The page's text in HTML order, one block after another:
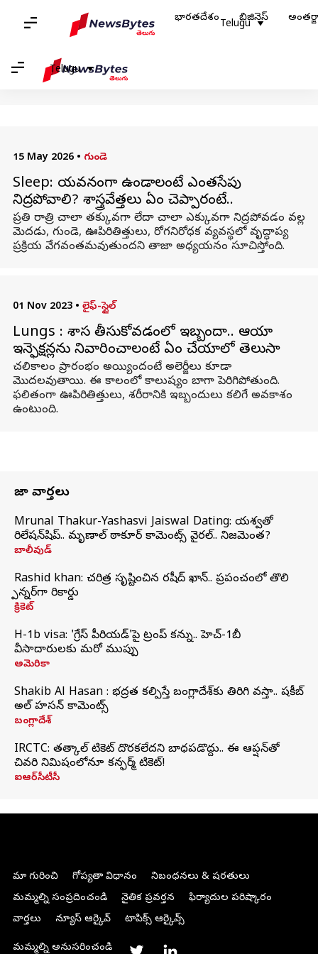
భారతదేశం బిజినెస్
Telugu
Telugu
/ వార్తలు లైఫ్-స్టైల్ వార్తలు / ఊపిరితిత్తులు
ఊపిరితిత్తులు: వార్తలు
15 May 2026 • గుండె
Sleep: యవ్వనంగా ఉండాలంటే ఎంతసేపు
నిద్రపోవాలి? శాస్త్రవేత్తలు ఏం చెప్పారంటే..
ప్రతి రాత్రి చాలా తక్కువగా లేదా చాలా ఎక్కువగా నిద్రపోవడం వల్ల
మెదడు, గుండె, ఊపిరితిత్తులు, రోగనిరోధక వ్యవస్థలో వృద్ధాప్య
ప్రక్రియ వేగవంతమవుతుందని తాజా అధ్యయనం సూచిస్తోంది.
01 Nov 2023 • లైఫ్-స్టైల్
Lungs : శ్వాస తీసుకోవడంలో ఇబ్బందా.. ఆయా
ఇన్ఫెక్షన్లను నివారించాలంటే ఏం చేయాలో తెలుసా
చలికాలం ప్రారంభం అయ్యిందంటే అలెర్జీలు కూడా
మొదలవుతాయి. ఈ కాలంలో కాలుష్యం బాగా పెరిగిపోతుంది.
ఫలితంగా ఊపిరితిత్తులు, శరీరానికి ఇబ్బందులు కలిగే అవకాశం
ఉంటుంది.
తాజా వార్తలు
Mrunal Thakur-Yashasvi Jaiswal Dating: యశస్వితో
రిలేషన్‌షిప్.. మృణాల్ ఠాకూర్ కామెంట్స్ వైరల్.. నిజమెంత?
బాలీవుడ్
Rashid khan: చరిత్ర సృష్టించిన రషీద్ ఖాన్.. ప్రపంచంలో తొలి
స్పిన్నర్‌గా రికార్డు
క్రికెట్
H-1b visa: 'గ్రేస్‌ పీరియడ్‌'పై ట్రంప్‌ కన్ను.. హెచ్‌-1బీ
వీసాదారులకు మరో ముప్పు
అమెరికా
Shakib Al Hasan : భద్రత కల్పిస్తే బంగ్లాదేశ్‌కు తిరిగి వస్తా.. షకీబ్
అల్ హసన్ కామెంట్స్
బంగ్లాదేశ్
IRCTC: తత్కాల్ టికెట్ దొరకలేదని బాధపడొద్దు.. ఈ ఆప్షన్‌తో
చివరి నిమిషంలోనూ కన్ఫర్మ్ టికెట్!
ఐఆర్‌సీటీసీ
మా గురించి గోప్యతా విధానం
నిబంధనలు & షరతులు
మమ్మల్ని సంప్రదించండి
నైతిక ప్రవర్తన
ఫిర్యాదుల పరిష్కారం
వార్తలు
న్యూస్ ఆర్కైవ్ టాపిక్స్ ఆర్కైవ్స్
మమ్మల్ని అనుసరించండి